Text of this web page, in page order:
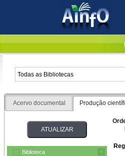
Acervo documental Produção
Biblioteca